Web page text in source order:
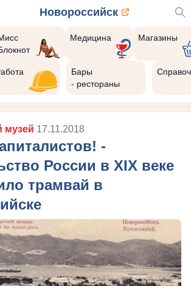
Новороссийск
Медицина Магазины
Бары
- рестораны
музей 17.11.2018
-
России в XIX веке
трамвай в